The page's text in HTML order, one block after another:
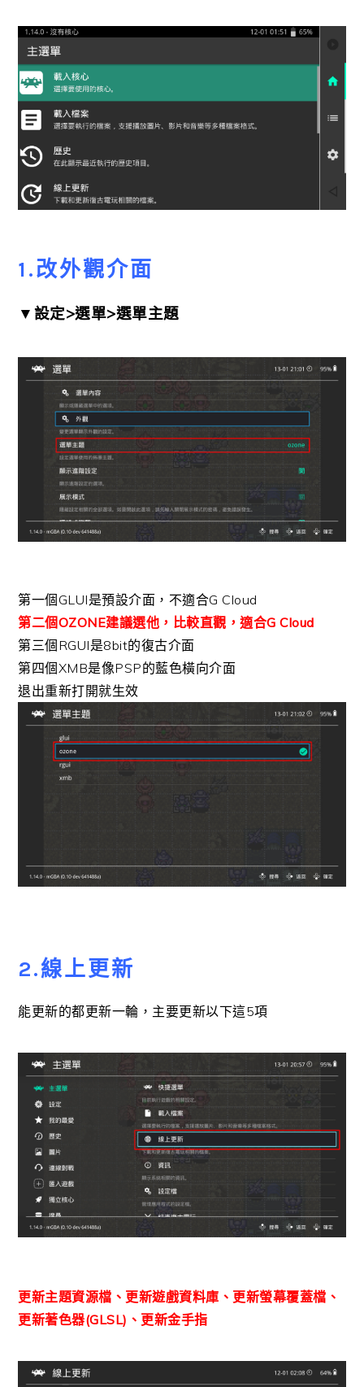
1.改外觀介面
▼設定>選單>選單主題
第一個GLUI是預設介面，不適合G Cloud
第二個OZONE建議選他，比較直觀，適合G Cloud
第三個RGUI是8bit的復古介面
第四個XMB是像PSP的藍色橫向介面
退出重新打開就生效
2.線上更新
能更新的都更新一輪，主要更新以下這5項
更新主題資源檔、更新遊戲資料庫、更新螢幕覆蓋檔、
更新著色器(GLSL)、更新金手指